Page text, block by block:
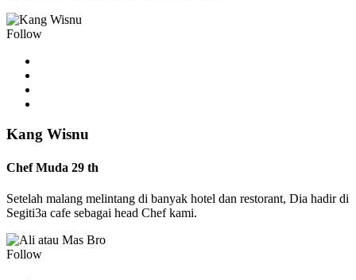
Follow
Kang Wisnu
Chef Muda 29 th
Setelah malang melintang di banyak hotel dan restorant, Dia hadir di
Segiti3a cafe sebagai head Chef kami.
Follow